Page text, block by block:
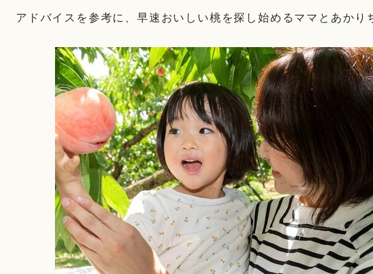
アドバイスを参考に、早速おいしい桃を探し始めるママとあかり